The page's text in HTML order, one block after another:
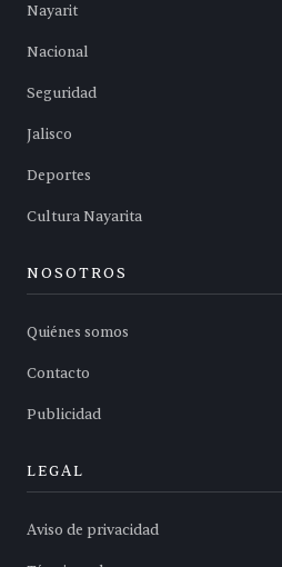
Nayarit
Nacional
Seguridad
Jalisco
Deportes
Cultura Nayarita
NOSOTROS
Quiénes somos
Contacto
Publicidad
LEGAL
Aviso de privacidad